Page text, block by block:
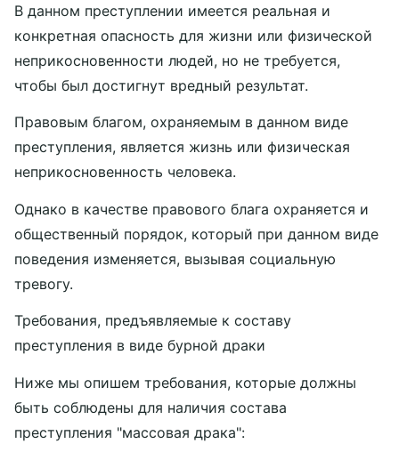
В данном преступлении имеется реальная и
конкретная опасность для жизни или физической
неприкосновенности людей, но не требуется,
чтобы был достигнут вредный результат.
Правовым благом, охраняемым в данном виде
преступления, является жизнь или физическая
неприкосновенность человека.
Однако в качестве правового блага охраняется и
общественный порядок, который при данном виде
поведения изменяется, вызывая социальную
тревогу.
Требования, предъявляемые к составу
преступления в виде бурной драки
Ниже мы опишем требования, которые должны
быть соблюдены для наличия состава
преступления "массовая драка":